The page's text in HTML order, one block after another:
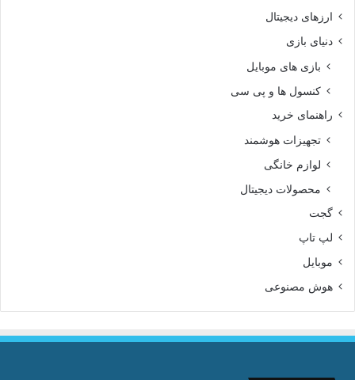
ارزهای دیجیتال
دنیای بازی
بازی های موبایل
کنسول ها و پی سی
راهنمای خرید
تجهیزات هوشمند
لوازم خانگی
محصولات دیجیتال
گجت
لپ تاپ
موبایل
هوش مصنوعی